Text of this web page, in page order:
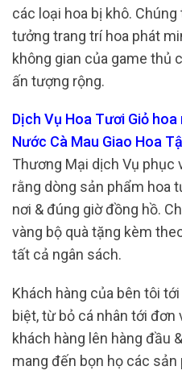
các loại hoa bị khô.
tưởng trang trí hoa phát
không gian của game thủ
ấn tượng rộng.
Dịch Vụ Hoa Tươi Giỏ
Nước Cà Mau Giao Hoa
Thương Mại dịch Vụ phục
rằng dòng sản phẩm hoa
nơi & đúng giờ đồng hồ.
vàng bộ quà tặng kèm
tất cả ngân sách.
Khách hàng của bên tôi
biệt, từ bỏ cá nhân tới
khách hàng lên hàng đầu
mang đến bọn họ các